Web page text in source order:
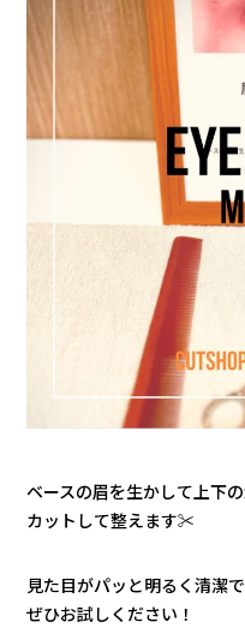
ベースの眉を生かして上下
カットして整えます✂︎
見た目がパッと明るく清潔
ぜひお試しください！